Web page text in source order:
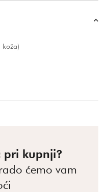
pri kupnji?
ćemo vam